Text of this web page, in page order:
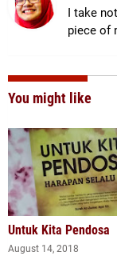
I take
piece of
You might like
Untuk Kita Pendosa
August 14, 2018